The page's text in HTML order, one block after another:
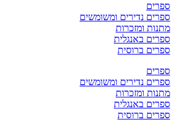
ספרים
ספרים נדירים ומשומשים
מתנות ומזכרות
ספרים באנגלית
ספרים ברוסית
ספרים
ספרים נדירים ומשומשים
מתנות ומזכרות
ספרים באנגלית
ספרים ברוסית